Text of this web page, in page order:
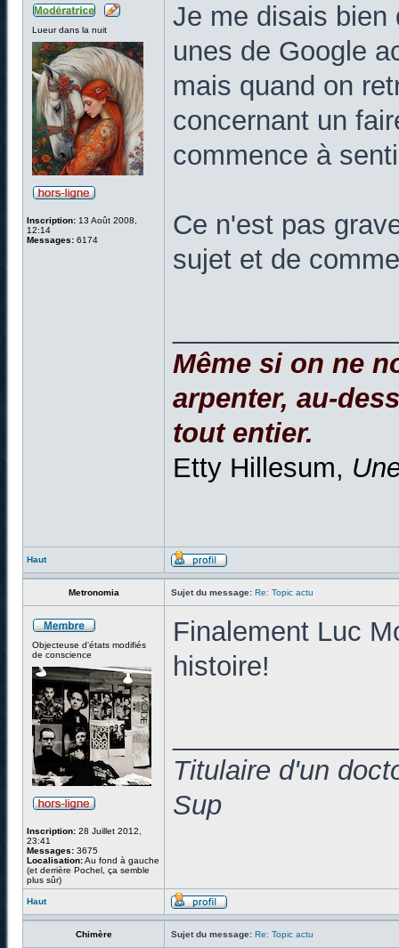
Lueur dans la nuit
Inscription: 13 Août 2008,
12:14
Messages: 6174
Je me disais bien
unes de Google
mais quand on
concernant un
commence à
Ce n'est pas
sujet et de
Même si on ne
arpenter, au-
tout entier.
Etty Hillesum,
Haut
Metronomia Sujet du message: Re: Topic actu
Objecteuse d'états modifiés
de conscience
Inscription: 28 Juillet 2012,
23:41
Messages: 3675
Localisation:Au fond à gauche
(et derrière Pochel, ça semble
plus sûr)
Finalement Luc
histoire!
Titulaire d'un
Sup
Haut
Chimère Sujet du message: Re: Topic actu